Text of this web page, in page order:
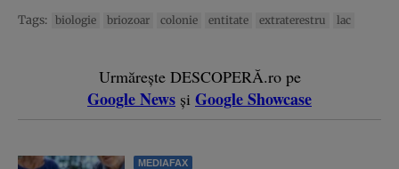
Tags: biologie briozoar colonie entitate extraterestru lac
Urmărește DESCOPERĂ.ro pe
Google News și Google Showcase
MEDIAFAX